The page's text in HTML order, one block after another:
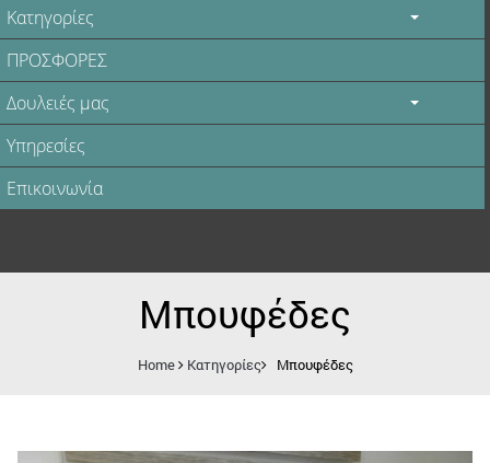
Κατηγορίες
ΠΡΟΣΦΟΡΕΣ
Δουλειές μας
Υπηρεσίες
Επικοινωνία
Μπουφέδες
Home Κατηγορίες Μπουφέδες